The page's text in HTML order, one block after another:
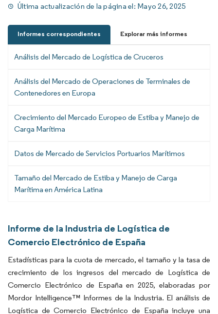
Última actualización de la página el: Mayo 26, 2025
Informes correspondientes Explorar más informes
Análisis del Mercado de Logística de Cruceros
Análisis del Mercado de Operaciones de Terminales de
Contenedores en Europa
Crecimiento del Mercado Europeo de Estiba y Manejo de
Carga Marítima
Datos de Mercado de Servicios Portuarios Marítimos
Tamaño del Mercado de Estiba y Manejo de Carga
Marítima en América Latina
Informe de la Industria de Logística de
Comercio Electrónico de España
Estadísticas para la cuota de mercado, el tamaño y la tasa de
crecimiento de los ingresos del mercado de Logística de
Comercio Electrónico de España en 2025, elaboradas por
Mordor Intelligence™ Informes de la Industria. El análisis de
Logística de Comercio Electrónico de España incluye una